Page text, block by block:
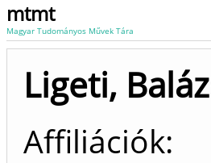
mtmt
Magyar Tudományos Művek Tára
Ligeti,
Affiliációk